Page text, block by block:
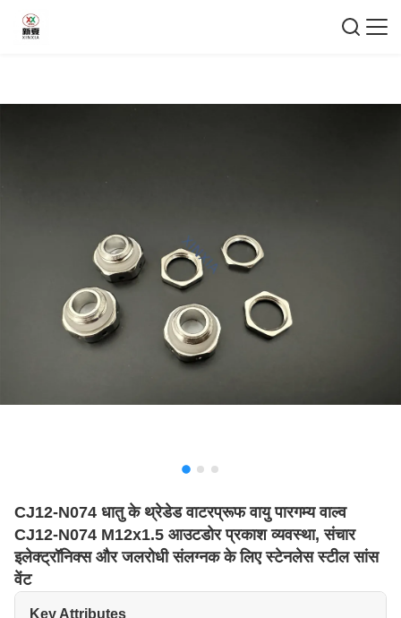
CJ12-N074 धातु के थ्रेडेड वाटरप्रूफ वायु पारगम्य वाल्व
CJ12-N074 M12x1.5 आउटडोर प्रकाश व्यवस्था, संचार
इलेक्ट्रॉनिक्स और जलरोधी संलग्नक के लिए स्टेनलेस स्टील सांस
वेंट
Key Attributes